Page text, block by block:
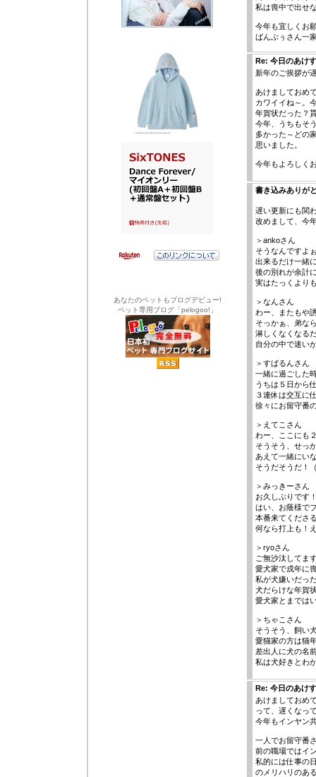
あなたのペットもブログデビュー!
ペット専用ブログ「pelogoo!」
私は喪中で出せ
今年も宜しくお
ばんぶぅさん一
Re: 今日のあけ
新年のご挨拶が
あけましておめ
カワイイね～。
年賀状だった？
今年、うちもそ
多かった～どの
思いました。
今年もよろしく
書き込みありが
遅い更新にも関
改めまして、今
＞ankoさん
そうなんですよ
出来るだけ一緒
後の別れが余計
実はたっくより
＞なんさん
わー、またもや
そっかぁ、弟な
淋しくなくなる
自分の中で迷い
＞すばるんさん
一緒に過ごした
うちは５日から
３連休は交互に
徐々にお留守番
＞えてこさん
わー、ここにも
そうそう、せっ
あえて一緒にい
そうだそうだ！
＞みっきーさん
お久しぶりです
はい、お蔭様で
本番来てくださ
何なら打上も！
＞ryoさん
ご無沙汰してま
愛犬家で戌年に
私が犬嫌いだっ
犬だらけな年賀
愛犬家とまでは
＞ちゃこさん
そうそう、飼い
愛猫家の方は猫
差出人に犬の名
私は犬好きとわ
Re: 今日のあけ
あけましておめ
って、遅くなっ
今年もインヤン
一人でお留守番
前の職場ではイ
私的には仕事の
のメリハリのあ